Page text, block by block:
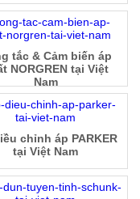
tắc & Cảm biến áp
NORGREN tại Việt
Nam
chỉnh áp PARKER
tại Việt Nam